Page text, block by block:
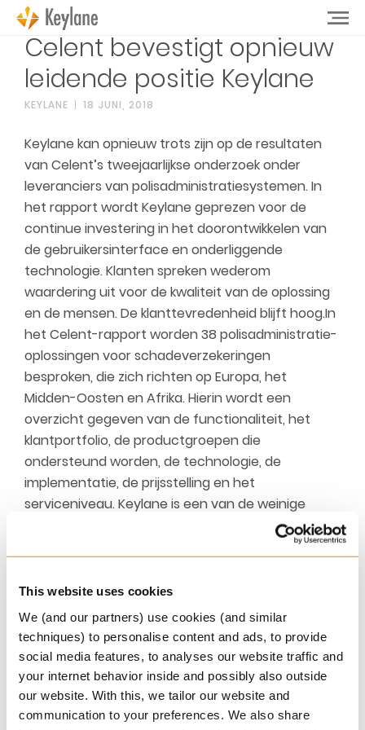
This website uses cookies
We (and our partners) use cookies (and similar
techniques) to personalise content and ads, to provide
social media features, to analyses our website traffic and
your internet behavior inside and possibly also outside
our website. With this, we tailor our website and
communication to your preferences. We also share
Celent bevestigt opnieuw
leidende positie Keylane
KEYLANE 18 JUNI, 2018
Keylane kan opnieuw trots zijn op de resultaten
van Celent’s tweejaarlijkse onderzoek onder
leveranciers van polisadministratiesystemen. In
het rapport wordt Keylane geprezen voor de
continue investering in het doorontwikkelen van
de gebruikersinterface en onderliggende
technologie. Klanten spreken wederom
waardering uit voor de kwaliteit van de oplossing
en de mensen. De klanttevredenheid blijft hoog.In
het Celent-rapport worden 38 polisadministratie-
oplossingen voor schadeverzekeringen
besproken, die zich richten op Europa, het
Midden-Oosten en Afrika. Hierin wordt een
overzicht gegeven van de functionaliteit, het
klantportfolio, de productgroepen die
ondersteund worden, de technologie, de
implementatie, de prijsstelling en het
serviceniveau. Keylane is een van de weinige
leveranciers in de survey die in alle categorieën
De Keylane oplossing onderscheidt zich door haar
uitstraling en groot gebruiksgemak. Klanten
waarderen de snelheid en flexibiliteit van de
configuratie en de veelzijdigheid van de oplossing.
In haar samenvatting schrijft Celent: